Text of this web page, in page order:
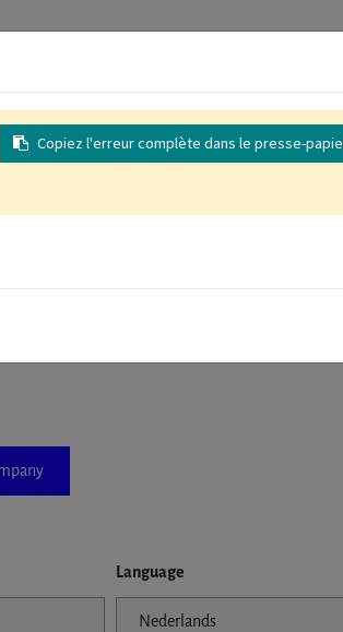
If you don't find your company in our
Language
Copiez l'erreur complète dans le presse-